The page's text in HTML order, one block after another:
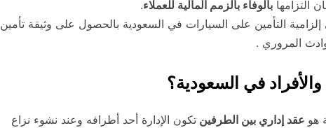
التزامها بالوفاء بالزمم المالية للعملاء.
التأمين على السيارات في السعودية بالحصول على وثيقة تأمين
المروري .
في السعودية؟
هو عقد إداري بين الطرفين تكون الإدارة أحد أطرافه وعند نشوء نزاع